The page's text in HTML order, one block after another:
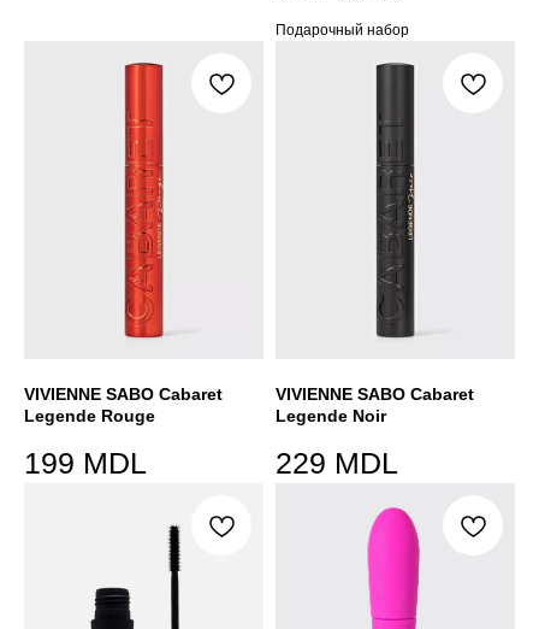
Подарочный набор
VIVIENNE SABO Cabaret
Legende Rouge
199 MDL
VIVIENNE SABO Cabaret
Legende Noir
229 MDL